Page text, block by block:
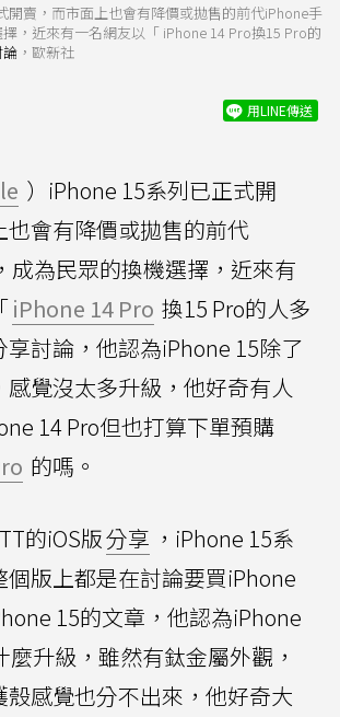
開賣，而市面上也會有降價或拋售的前代iPhone手
，近來有一名網友以「 iPhone 14 Pro換15 Pro的
，歐新社
用LINE傳送
）iPhone 15系列已正式開
也會有降價或拋售的前代
成為民眾的換機選擇，近來有
iPhone 14 Pro 換15 Pro的人多
享討論，他認為iPhone 15除了
感覺沒太多升級，他好奇有人
14 Pro但也打算下單預購
的嗎。
的iOS版分享 ，iPhone 15系
個版上都是在討論要買iPhone
15的文章，他認為iPhone
麼升級，雖然有鈦金屬外觀，
殼感覺也分不出來，他好奇大